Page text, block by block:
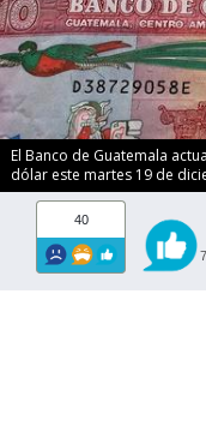
El Banco de Guatemala
dólar este martes 19 de
40
7